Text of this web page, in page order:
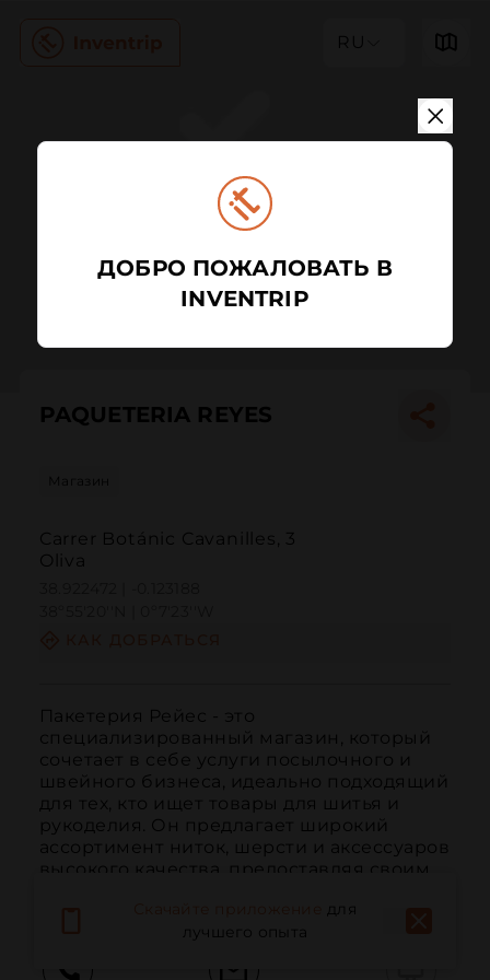
RU
PAQUETERIA REYES
Магазин
Carrer Botánic Cavanilles, 3
Oliva
Пакетерия Рейес - это
специализированный магазин, который
сочетает в себе услуги посылочного и
швейного бизнеса, идеально подходящий
для тех, кто ищет товары для шитья и
рукоделия. Он предлагает широкий
ассортимент ниток, шерсти и аксессуаров
высокого качества, предоставляя своим
для
лучшего опыта
ДОБРО ПОЖАЛОВАТЬ В
INVENTRIP